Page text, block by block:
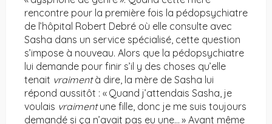
rencontre pour la première fois la pédopsychiatre
de l’hôpital Robert Debré où elle consulte avec
Sasha dans un service spécialisé, cette question
s’impose à nouveau. Alors que la pédopsychiatre
lui demande pour finir s’il y des choses qu’elle
tenait vraimentà dire, la mère de Sasha lui
répond aussitôt : « Quand j’attendais Sasha, je
voulais vraimentune fille, donc je me suis toujours
demandé si ça n’avait pas eu une… » Avant même